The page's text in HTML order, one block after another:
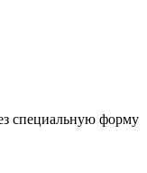
специальную форму